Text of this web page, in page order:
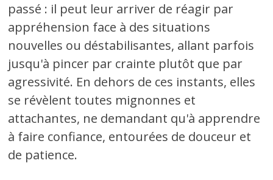
passé : il peut leur arriver de réagir par
appréhension face à des situations
nouvelles ou déstabilisantes, allant parfois
jusqu'à pincer par crainte plutôt que par
agressivité. En dehors de ces instants, elles
se révèlent toutes mignonnes et
attachantes, ne demandant qu'à apprendre
à faire confiance, entourées de douceur et
de patience.